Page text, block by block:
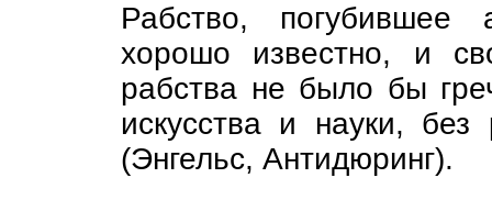
Рабство,
хорошо известно, и
рабства не было бы
искусства и науки,
(Энгельс, Антидюринг).